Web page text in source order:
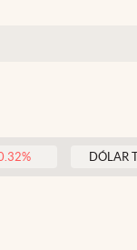
DÓLAR TARJETA